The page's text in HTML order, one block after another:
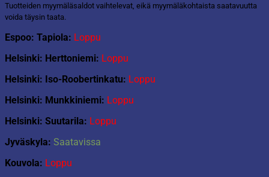
Tuotteiden myymäläsaldot vaihtelevat, eikä myymäläkohtaista saatavuutta
voida täysin taata.
Espoo: Tapiola: Loppu
Helsinki: Herttoniemi: Loppu
Helsinki: Iso-Roobertinkatu: Loppu
Helsinki: Munkkiniemi: Loppu
Helsinki: Suutarila: Loppu
Jyväskyla: Saatavissa
Kouvola: Loppu